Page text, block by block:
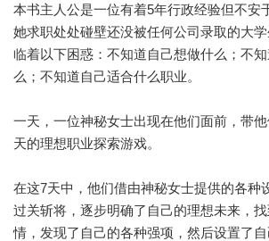
本书主人公是一位有着5年行政经验但不安
她求职处处碰壁还没被任何公司录取的大
临着以下困惑：不知道自己想做什么；不
么；不知道自己适合什么职业。
一天，一位神秘女士出现在他们面前，带
天的理想职业探索游戏。
在这7天中，他们借由神秘女士提供的各种
过关斩将，逐步明确了自己的理想未来，
情，发现了自己的各种强项，然后设置了